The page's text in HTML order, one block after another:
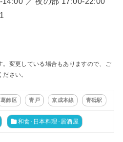
変更している場合もありますので、ご
さい。
葛飾区 青戸 京成本線 青砥駅
和食･日本料理･居酒屋